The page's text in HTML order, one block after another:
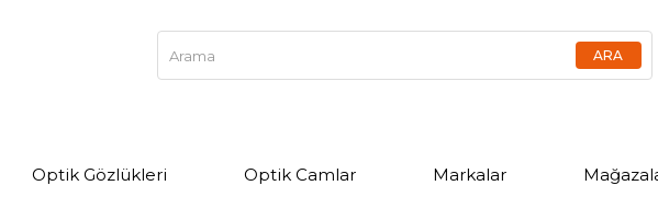
Optik Gözlükleri Optik Camlar Markalar